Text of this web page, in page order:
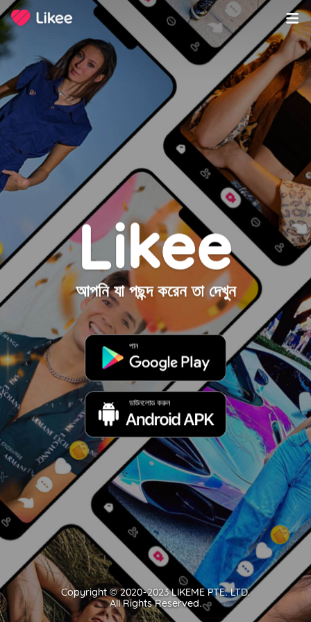
Likee
আপনি যা পছন্দ করেন তা দেখুন
পান
ডাউনলোড করুন
Copyright ©️ 2020-2023 LIKEME PTE. LTD.
All Rights Reserved.